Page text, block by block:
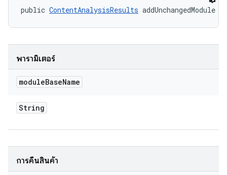
public ContentAnalysisResults addUnchangedModule
พารามิเตอร์
moduleBaseName
String
การคืนสินค้า